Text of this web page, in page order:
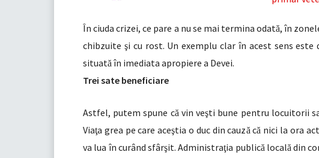
În ciuda crizei, ce pare a nu se mai termina odată, în
chibzuite şi cu rost. Un exemplu clar în acest sens este
situată în imediata apropiere a Devei.
Trei sate beneficiare
Astfel, putem spune căvin veşti bune pentru locuitorii
Viaţa grea pe care aceştia o duc din cauzăcă nici la ora
va lua în curând sfârşit. Administraţia publicălocalădin